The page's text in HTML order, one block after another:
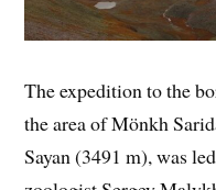
The expedition to the
the area of Mönkh
Sayan (3491 m), was